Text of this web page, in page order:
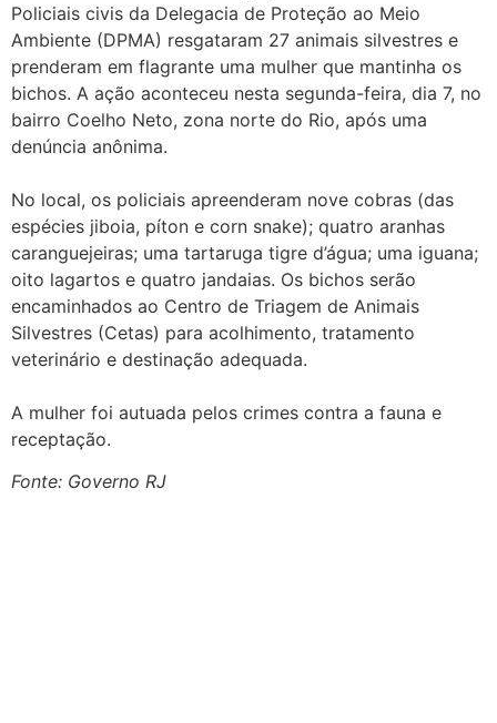
Policiais civis da Delegacia de Proteção ao Meio
Ambiente (DPMA) resgataram 27 animais silvestres e
prenderam em flagrante uma mulher que mantinha os
bichos. A ação aconteceu nesta segunda-feira, dia 7, no
bairro Coelho Neto, zona norte do Rio, após uma
denúncia anônima.
No local, os policiais apreenderam nove cobras (das
espécies jiboia, píton e corn snake); quatro aranhas
caranguejeiras; uma tartaruga tigre d’água; uma iguana;
oito lagartos e quatro jandaias. Os bichos serão
encaminhados ao Centro de Triagem de Animais
Silvestres (Cetas) para acolhimento, tratamento
veterinário e destinação adequada.
A mulher foi autuada pelos crimes contra a fauna e
receptação.
Fonte: Governo RJ